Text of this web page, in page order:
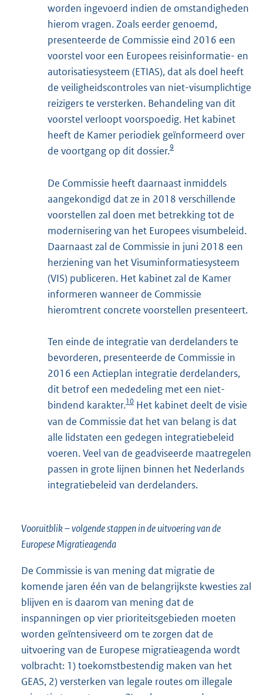
worden ingevoerd indien de omstandigheden
hierom vragen. Zoals eerder genoemd,
presenteerde de Commissie eind 2016 een
voorstel voor een Europees reisinformatie- en
autorisatiesysteem (ETIAS), dat als doel heeft
de veiligheidscontroles van niet-visumplichtige
reizigers te versterken. Behandeling van dit
voorstel verloopt voorspoedig. Het kabinet
heeft de Kamer periodiek geïnformeerd over
de voortgang op dit dossier.9
De Commissie heeft daarnaast inmiddels
aangekondigd dat ze in 2018 verschillende
voorstellen zal doen met betrekking tot de
modernisering van het Europees visumbeleid.
Daarnaast zal de Commissie in juni 2018 een
herziening van het Visuminformatiesysteem
(VIS) publiceren. Het kabinet zal de Kamer
informeren wanneer de Commissie
hieromtrent concrete voorstellen presenteert.
Ten einde de integratie van derdelanders te
bevorderen, presenteerde de Commissie in
2016 een Actieplan integratie derdelanders,
dit betrof een mededeling met een niet-
bindend karakter.10 Het kabinet deelt de visie
van de Commissie dat het van belang is dat
alle lidstaten een gedegen integratiebeleid
voeren. Veel van de geadviseerde maatregelen
passen in grote lijnen binnen het Nederlands
integratiebeleid van derdelanders.
Vooruitblik – volgende stappen in de uitvoering van de
Europese Migratieagenda
De Commissie is van mening dat migratie de
komende jaren één van de belangrijkste kwesties zal
blijven en is daarom van mening dat de
inspanningen op vier prioriteitsgebieden moeten
worden geïntensiveerd om te zorgen dat de
uitvoering van de Europese migratieagenda wordt
volbracht: 1) toekomstbestendig maken van het
GEAS, 2) versterken van legale routes om illegale